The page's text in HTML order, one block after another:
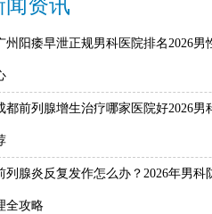
闻资讯
州阳痿早泄正规男科医院排名2026男
都前列腺增生治疗哪家医院好2026男
列腺炎反复发作怎么办？2026年男科
全攻略